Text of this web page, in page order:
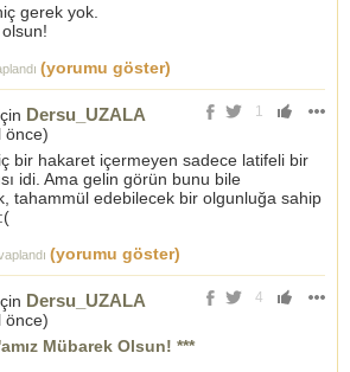
gerek yok.
(yorumu göster)
1
Dersu_UZALA
önce)
bir hakaret içermeyen sadece latifeli bir
idi. Ama gelin görün bunu bile
tahammül edebilecek bir olgunluğa sahip
(yorumu göster)
4
Dersu_UZALA
önce)
Mübarek Olsun! ***